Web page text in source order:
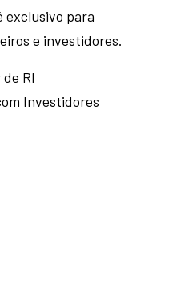
exclusivo para
e investidores.
RI
Investidores